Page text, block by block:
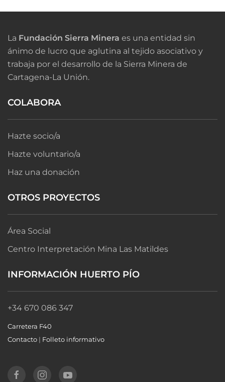
La Fundación Sierra Minera es una entidad sin
ánimo de lucro que aglutina al tejido asociativo y
trabaja por el desarrollo de la Sierra Minera de
Cartagena-La Unión.
COLABORA
Hazte socio/a
Hazte voluntario/a
Haz una donación
OTROS PROYECTOS
Área Social
Centro Interpretación Mina Las Matildes
INFORMACIÓN HUERTO PÍO
+34 670 086 347
Carretera F40
Contacto | Folleto informativo